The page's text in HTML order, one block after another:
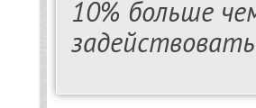
10% больше